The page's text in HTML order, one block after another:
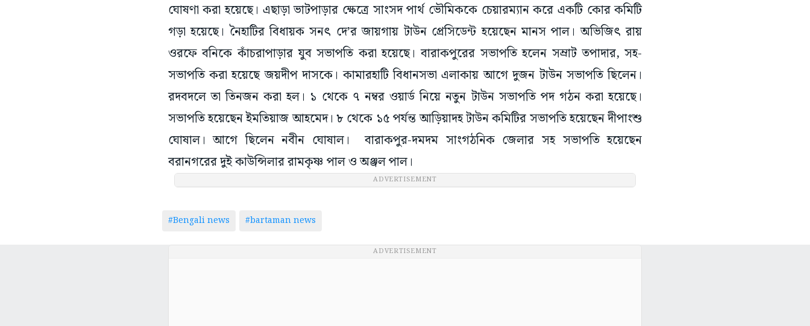
ঘোষণা করা হয়েছে। এছাড়া ভাটপাড়ার ক্ষেত্রে সাংসদ পার্থ ভৌমিককে চেয়ারম্যান করে একটি কোর কমিটি
গড়া হয়েছে। নৈহাটির বিধায়ক সনৎ দে’র জায়গায় টাউন প্রেসিডেন্ট হয়েছেন মানস পাল। অভিজিৎ রায়
ওরফে বনিকে কাঁচরাপাড়ার যুব সভাপতি করা হয়েছে। বারাকপুরের সভাপতি হলেন সম্রাট তপাদার, সহ-
সভাপতি করা হয়েছে জয়দীপ দাসকে। কামারহাটি বিধানসভা এলাকায় আগে দুজন টাউন সভাপতি ছিলেন।
রদবদলে তা তিনজন করা হল। ১ থেকে ৭ নম্বর ওয়ার্ড নিয়ে নতুন টাউন সভাপতি পদ গঠন করা হয়েছে।
সভাপতি হয়েছেন ইমতিয়াজ আহমেদ। ৮ থেকে ১৫ পর্যন্ত আড়িয়াদহ টাউন কমিটির সভাপতি হয়েছেন দীপাংশু
ঘোষাল। আগে ছিলেন নবীন ঘোষাল। বারাকপুর-দমদম সাংগঠনিক জেলার সহ সভাপতি হয়েছেন
বরানগরের দুই কাউন্সিলার রামকৃষ্ণ পাল ও অঞ্জল পাল।
ADVERTISEMENT
#Bengali news #bartaman news
ADVERTISEMENT